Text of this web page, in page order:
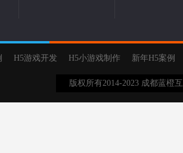
H5游戏开发 H5小游戏制作 新年H5案例
版权所有2014-2023 成都蓝橙